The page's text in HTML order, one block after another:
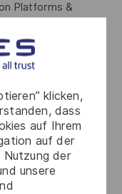
klicken,
dass
auf Ihrem
auf der
Nutzung der
unsere
Platforms &
de
cloud est
qui
les
le plus haut
qui saura
connaissances